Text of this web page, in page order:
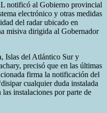
notificó al Gobierno provincial
electrónico y otras medidas
del radar ubicado en
misiva dirigida al Gobernador
Islas del Atlántico Sur y
precisó que en las últimas
firma la notificación del
cualquier duda instalada
instalaciones por parte de